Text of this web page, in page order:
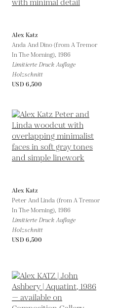
Alex Katz
Anda And Dino (from A Tremor
In The Morning), 1986
Limitierte Druck Auflage
Holzschnitt
USD 6,500
Alex Katz
Peter And Linda (from A Tremor
In The Morning), 1986
Limitierte Druck Auflage
Holzschnitt
USD 6,500